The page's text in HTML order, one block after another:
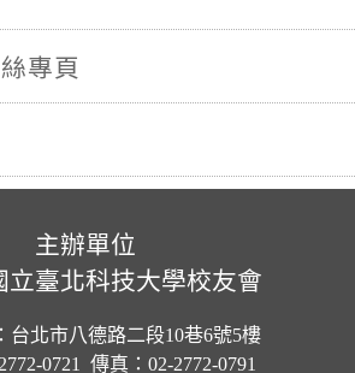
專頁
主辦單位
立臺北科技大學校友會
台北市八德路二段10巷6號5樓
0721 傳真：02-2772-0791